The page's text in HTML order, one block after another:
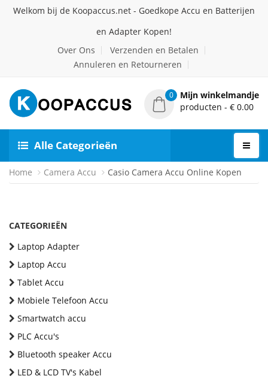
Welkom bij de Koopaccus.net - Goedkope Accu en Batterijen
en Adapter Kopen!
Over Ons
Verzenden en Betalen
Annuleren en Retourneren
0
Mijn winkelmandje
producten - € 0.00
Alle Categorieën
Home Camera Accu Casio Camera Accu Online Kopen
CATEGORIEËN
Laptop Adapter
Laptop Accu
Tablet Accu
Mobiele Telefoon Accu
Smartwatch accu
PLC Accu's
Bluetooth speaker Accu
LED & LCD TV's Kabel